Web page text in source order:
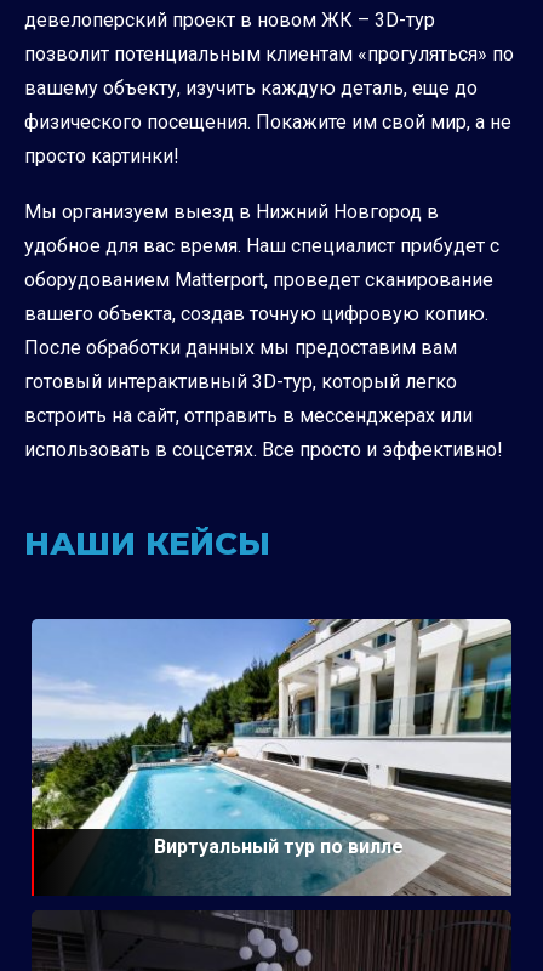
девелоперский проект в новом ЖК – 3D-тур
позволит потенциальным клиентам «прогуляться» по
вашему объекту, изучить каждую деталь, еще до
физического посещения. Покажите им свой мир, а не
просто картинки!
Мы организуем выезд в Нижний Новгород в
удобное для вас время. Наш специалист прибудет с
оборудованием Matterport, проведет сканирование
вашего объекта, создав точную цифровую копию.
После обработки данных мы предоставим вам
готовый интерактивный 3D-тур, который легко
встроить на сайт, отправить в мессенджерах или
использовать в соцсетях. Все просто и эффективно!
НАШИ КЕЙСЫ
Виртуальный тур по вилле